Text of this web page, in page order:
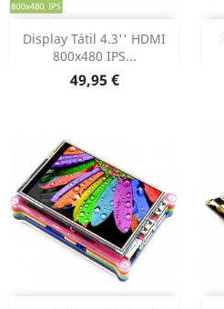
Display Tátil 4.3'' HDMI
800x480 IPS...
Preço
49,95 €
Adicionar 
Dados do produto